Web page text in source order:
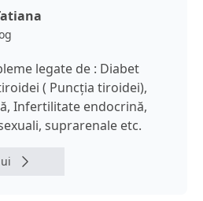
legate de : Diabet
( Puncția tiroidei),
Infertilitate endocrină,
suprarenale etc.